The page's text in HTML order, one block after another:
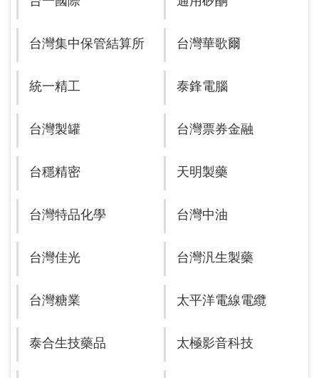
台灣集中保管結算所 台灣華歌爾
統一精工 泰鋒電腦
台灣製罐 台灣票券金融
台穩精密 天明製藥
台灣特品化學 台灣中油
台灣佳光 台灣汎生製藥
台灣糖業 太平洋電線電纜
泰合生技藥品 太極影音科技